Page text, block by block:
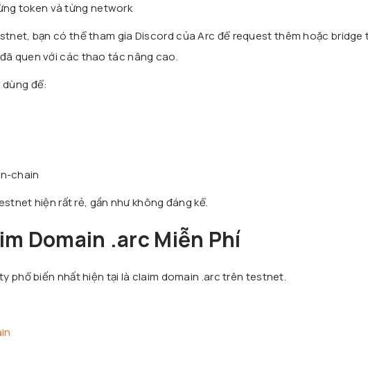
token và từng network
bạn có thể tham gia Discord của Arc để request thêm hoặc bridge
quen với các thao tác nâng cao.
dùng để:
chain
hiện rất rẻ, gần như không đáng kể.
Domain .arc Miễn Phí
phổ biến nhất hiện tại là claim domain .arc trên testnet.